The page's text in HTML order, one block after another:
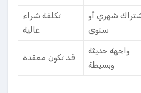
شهري أو
سنوي
تكلفة شراء
عالية
واجهة حديثة
وبسيطة
قد تكون معقدة